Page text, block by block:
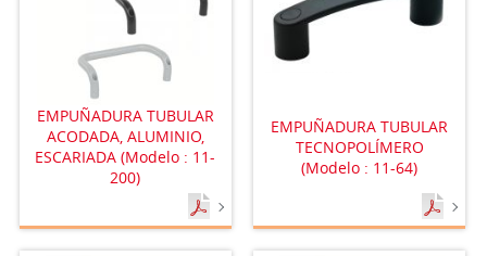
EMPUÑADURA TUBULAR
ACODADA, ALUMINIO,
ESCARIADA (Modelo : 11-
200)
EMPUÑADURA TUBULAR
TECNOPOLÍMERO
(Modelo : 11-64)